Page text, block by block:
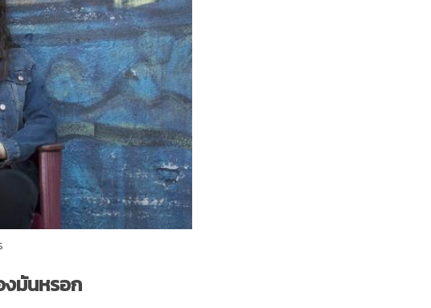
งมันหรอก